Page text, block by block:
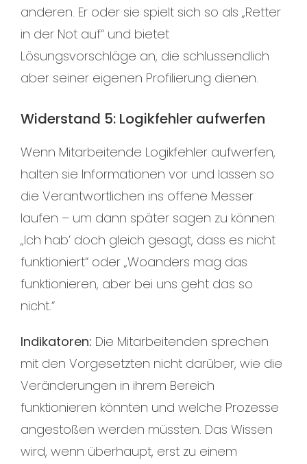
anderen. Er oder sie spielt sich so als „Retter
in der Not auf“ und bietet
Lösungsvorschläge an, die schlussendlich
aber seiner eigenen Profilierung dienen.
Widerstand 5: Logikfehler aufwerfen
Wenn Mitarbeitende Logikfehler aufwerfen,
halten sie Informationen vor und lassen so
die Verantwortlichen ins offene Messer
laufen – um dann später sagen zu können:
„Ich hab‘ doch gleich gesagt, dass es nicht
funktioniert“ oder „Woanders mag das
funktionieren, aber bei uns geht das so
nicht.“
Indikatoren: Die Mitarbeitenden sprechen
mit den Vorgesetzten nicht darüber, wie die
Veränderungen in ihrem Bereich
funktionieren könnten und welche Prozesse
angestoßen werden müssten. Das Wissen
wird, wenn überhaupt, erst zu einem